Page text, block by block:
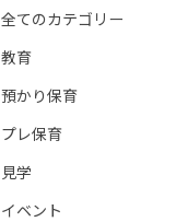
全てのカテゴリー
教育
預かり保育
プレ保育
見学
イベント